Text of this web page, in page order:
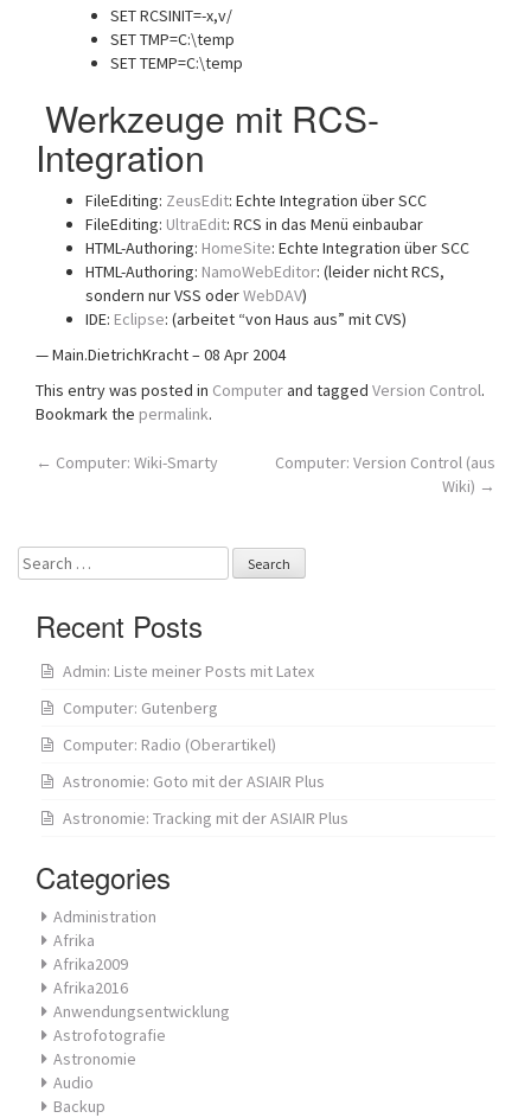
SET RCSINIT=-x,v/
SET TMP=C:\temp
SET TEMP=C:\temp
Werkzeuge mit RCS-
Integration
FileEditing: ZeusEdit: Echte Integration über SCC
FileEditing: UltraEdit: RCS in das Menü einbaubar
HTML-Authoring: HomeSite: Echte Integration über SCC
HTML-Authoring: NamoWebEditor: (leider nicht RCS,
sondern nur VSS oderWebDAV)
IDE: Eclipse: (arbeitet “von Haus aus” mit CVS)
— Main.DietrichKracht – 08 Apr 2004
This entry was posted in Computerand tagged Version Control.
Bookmark the permalink.
Post
← Computer: Wiki-Smarty
Computer: Version Control (aus
Wiki) →
Search
for:
Recent Posts
Admin: Liste meiner Posts mit Latex
Computer: Gutenberg
Computer: Radio (Oberartikel)
Astronomie: Goto mit der ASIAIR Plus
Astronomie: Tracking mit der ASIAIR Plus
Categories
Administration
Afrika
Afrika2009
Afrika2016
Anwendungsentwicklung
Astrofotografie
Astronomie
Audio
Backup